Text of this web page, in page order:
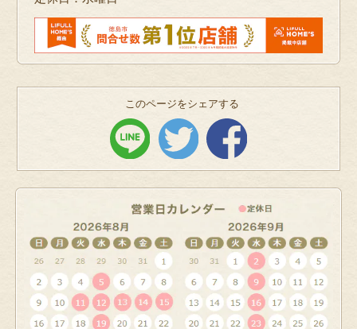
このページをシェアする